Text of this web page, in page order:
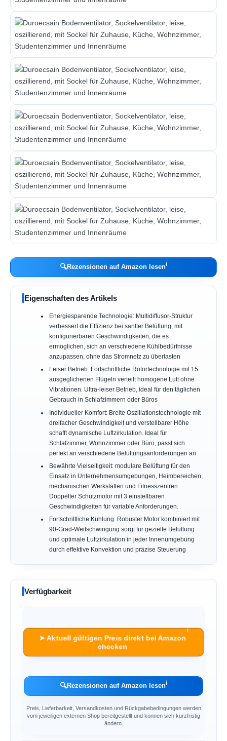
🔍Rezensionen auf Amazon lesenℹ︎
Eigenschaften des Artikels
Energiesparende Technologie: Multidiffusor-Struktur
verbessert die Effizienz bei sanfter Belüftung, mit
konfigurierbaren Geschwindigkeiten, die es
ermöglichen, sich an verschiedene Kühlbedürfnisse
anzupassen, ohne das Stromnetz zu überlasten
Leiser Betrieb: Fortschrittliche Rotortechnologie mit 15
ausgeglichenen Flügeln verteilt homogene Luft ohne
Vibrationen. Ultra-leiser Betrieb, ideal für den täglichen
Gebrauch in Schlafzimmern oder Büros
Individueller Komfort: Breite Oszillationstechnologie mit
dreifacher Geschwindigkeit und verstellbarer Höhe
schafft dynamische Luftzirkulation. Ideal für
Schlafzimmer, Wohnzimmer oder Büro, passt sich
perfekt an verschiedene Belüftungsanforderungen an
Bewährte Vielseitigkeit: modulare Belüftung für den
Einsatz in Unternehmensumgebungen, Heimbereichen,
mechanischen Werkstätten und Fitnesszentren.
Doppelter Schutzmotor mit 3 einstellbaren
Geschwindigkeiten für variable Anforderungen.
Fortschrittliche Kühlung: Robuster Motor kombiniert mit
90-Grad-Weitschwingung sorgt für gezielte Belüftung
und optimale Luftzirkulation in jeder Innenumgebung
durch effektive Konvektion und präzise Steuerung
Verfügbarkeit
➤ Aktuell gültigen Preis direkt bei Amazon
checken
ℹ︎
🔍Rezensionen auf Amazon lesenℹ︎
Preis, Lieferbarkeit, Versandkosten und Rückgabebedingungen werden
vom jeweiligen externen Shop bereitgestellt und können sich kurzfristig
ändern.